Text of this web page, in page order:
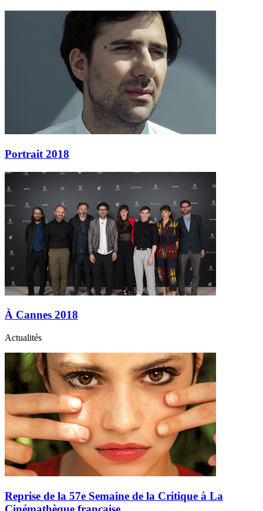
Portrait 2018
À Cannes 2018
Actualités
Reprise de la 57e Semaine de la Critique à La